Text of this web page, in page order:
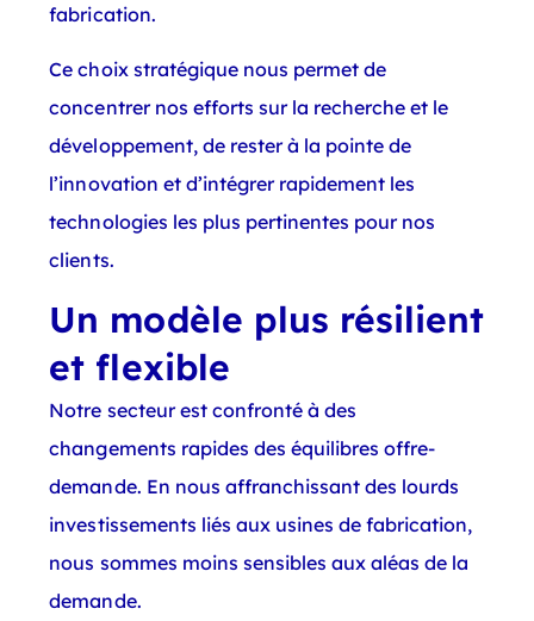
fabrication.
Ce choix stratégique nous permet de
concentrer nos efforts sur la recherche et le
développement, de rester à la pointe de
l’innovation et d’intégrer rapidement les
technologies les plus pertinentes pour nos
clients.
Un modèle plus résilient
et flexible
Notre secteur est confronté à des
changements rapides des équilibres offre-
demande. En nous affranchissant des lourds
investissements liés aux usines de fabrication,
nous sommes moins sensibles aux aléas de la
demande.